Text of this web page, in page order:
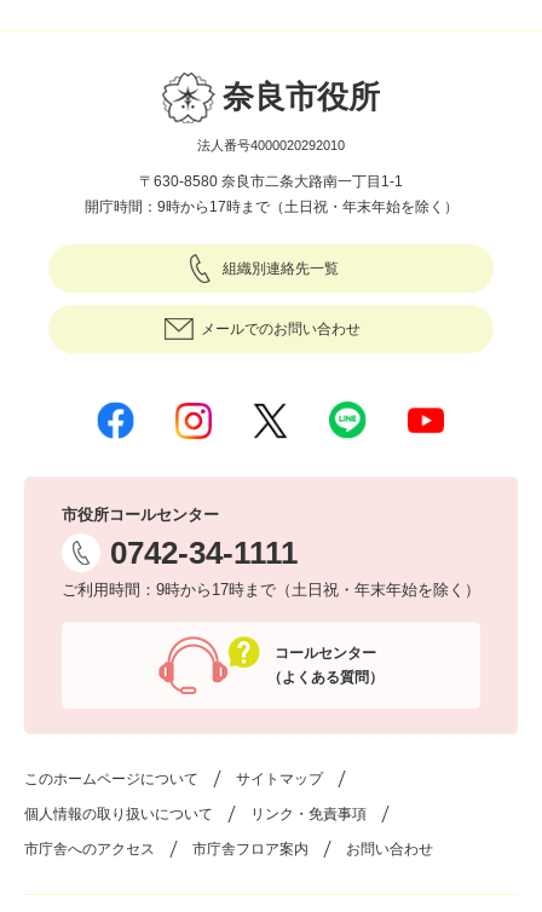
奈良市役所
法人番号4000020292010
〒630-8580 奈良市二条大路南一丁目1-1
開庁時間：9時から17時まで（土日祝・年末年始を除く）
組織別連絡先一覧
メールでのお問い合わせ
市役所コールセンター
0742-34-1111
ご利用時間：9時から17時まで（土日祝・年末年始を除く）
コールセンター
（よくある質問）
このホームページについて サイトマップ
個人情報の取り扱いについて リンク・免責事項
市庁舎へのアクセス 市庁舎フロア案内 お問い合わせ